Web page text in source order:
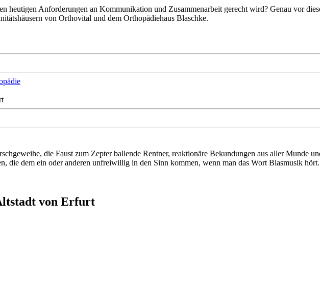
heutigen Anforderungen an Kommunikation und Zusammenarbeit gerecht wird? Genau vor
von Orthovital und dem Orthopädiehaus Blaschke.
die Faust zum Zepter ballende Rentner, reaktionäre Bekundungen aus aller Munde
die dem ein oder anderen unfreiwillig in den Sinn kommen, wenn man das Wort Blasmusik hört.
von Erfurt